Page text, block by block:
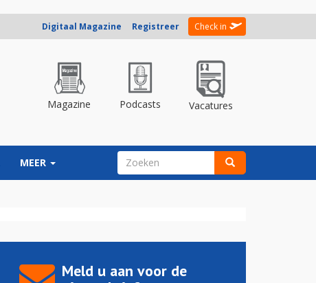
Digitaal Magazine Registreer Check in
Magazine Podcasts Vacatures
MEER ZOEKVELD
Meld u aan voor de